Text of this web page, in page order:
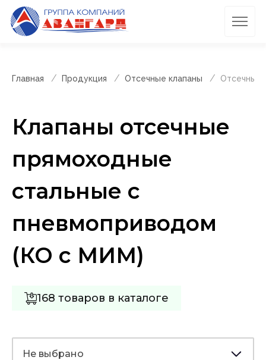
Главная Продукция Отсечные клапаны Отсечные
Клапаны отсечные
прямоходные
стальные с
пневмоприводом
(КО с МИМ)
168 товаров в каталоге
Не выбрано